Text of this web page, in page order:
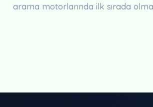
arama motorlarında ilk sırada